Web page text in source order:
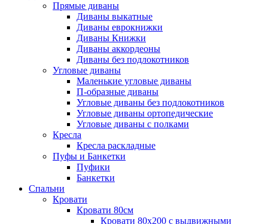
Прямые диваны
Диваны выкатные
Диваны еврокнижки
Диваны Книжки
Диваны аккордеоны
Диваны без подлокотников
Угловые диваны
Маленькие угловые диваны
П-образные диваны
Угловые диваны без подлокотников
Угловые диваны ортопедические
Угловые диваны с полками
Кресла
Кресла раскладные
Пуфы и Банкетки
Пуфики
Банкетки
Спальни
Кровати
Кровати 80см
Кровати 80х200 с выдвижными